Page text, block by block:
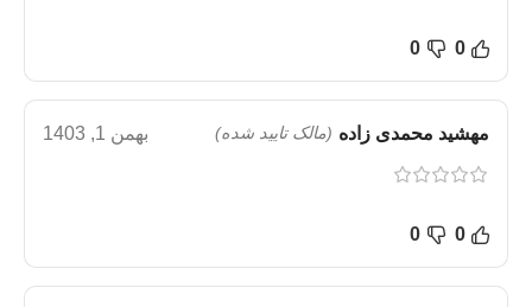
0
0
مهشید محمدی زاده (مالک تایید شده) بهمن 1, 1403
0
0